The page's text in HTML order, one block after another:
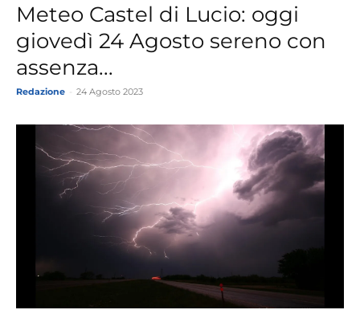
Meteo Castel di Lucio: oggi
giovedì 24 Agosto sereno con
assenza...
Redazione 24 Agosto 2023